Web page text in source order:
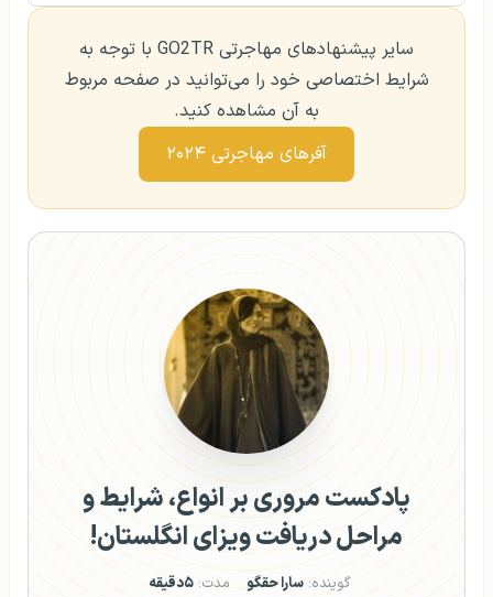
سایر پیشنهادهای مهاجرتی GO2TR با توجه به
شرایط اختصاصی خود را می‌توانید در صفحه مربوط
به آن مشاهده کنید.
آفرهای مهاجرتی ۲۰۲۴
پادکست مروری بر انواع، شرایط و
مراحل دریافت ویزای انگلستان!
گوینده:سارا حقگو مدت:۵دقیقه